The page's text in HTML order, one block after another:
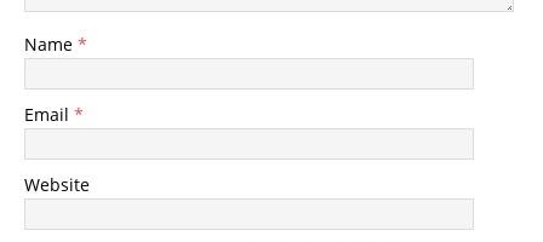
Name *
Email *
Website